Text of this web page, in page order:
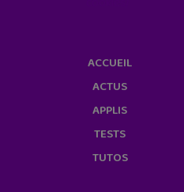
ACCUEIL
ACTUS
APPLIS
TESTS
TUTOS